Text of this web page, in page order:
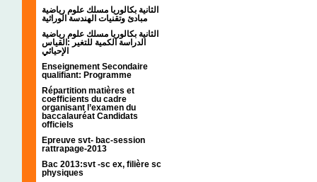
الثانية بكالوريا مسلك علوم رياضية
مبادئ وتقنيات الهندسة الوراثية
الثانية بكالوريا مسلك علوم رياضية
الدراسة الكمية للتغير :القياس
الإحيائي
Enseignement Secondaire
qualifiant: Programme
Répartition matières et
coefficients du cadre
organisant l’examen du
baccalauréat Candidats
officiels
Epreuve svt- bac-session
rattrapage-2013
Bac 2013:svt -sc ex, filière sc
physiques